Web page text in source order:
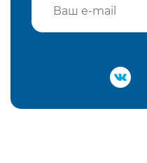
Подтвердить e-mail